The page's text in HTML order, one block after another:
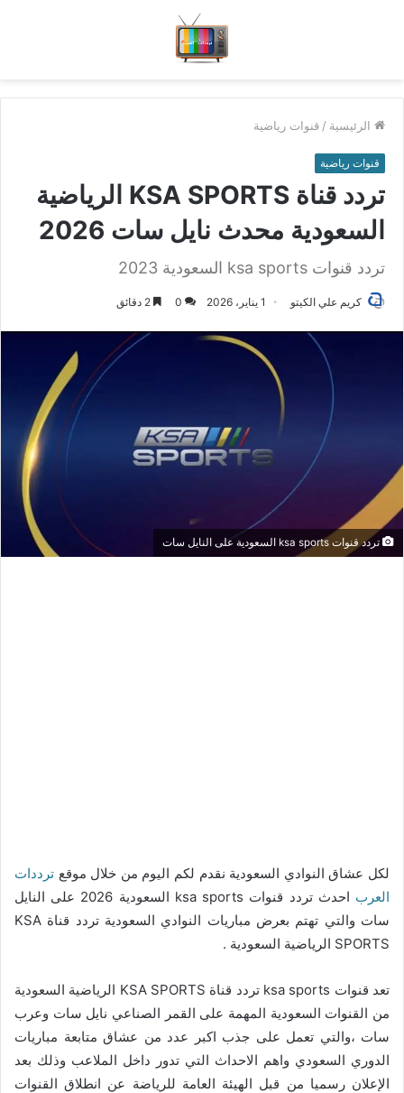
الرئيسية / قنوات رياضية
قنوات رياضية
تردد قناة KSA SPORTS الرياضية
السعودية محدث نايل سات 2026
تردد قنوات ksa sports السعودية 2023
كريم علي الكيتو 1 يناير، 2026 0
تردد قنوات ksa sports السعودية على النايل سات
لكل عشاق النوادي السعودية نقدم لكم اليوم من خلال موقع ترددات
العرب
احدث تردد قنوات ksa sports السعودية 2026 على النايل
سات والتي تهتم بعرض مباريات النوادي السعودية تردد قناة KSA
SPORTS الرياضية السعودية .
تعد قنوات ksa sports تردد قناة KSA SPORTS الرياضية السعودية
من القنوات السعودية المهمة على القمر الصناعي نايل سات وعرب
سات ،والتي تعمل على جذب اكبر عدد من عشاق متابعة مباريات
الدوري السعودي واهم الاحداث التي تدور داخل الملاعب وذلك بعد
الإعلان رسميا من قبل الهيئة العامة للرياضة عن انطلاق القنوات